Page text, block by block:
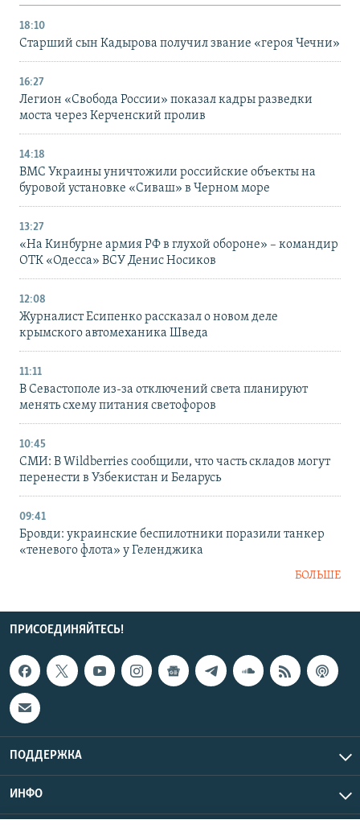
18:10
Старший сын Кадырова получил звание «героя Чечни»
16:27
Легион «Свобода России» показал кадры разведки
моста через Керченский пролив
14:18
ВМС Украины уничтожили российские объекты на
буровой установке «Сиваш» в Черном море
13:27
«На Кинбурне армия РФ в глухой обороне» – командир
ОТК «Одесса» ВСУ Денис Носиков
12:08
Журналист Есипенко рассказал о новом деле
крымского автомеханика Шведа
11:11
В Севастополе из-за отключений света планируют
менять схему питания светофоров
10:45
СМИ: В Wildberries сообщили, что часть складов могут
перенести в Узбекистан и Беларусь
09:41
Бровди: украинские беспилотники поразили танкер
«теневого флота» у Геленджика
БОЛЬШЕ
ПРИСОЕДИНЯЙТЕСЬ!
ПОДДЕРЖКА
ИНФО